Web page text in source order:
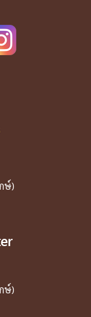
ษ์)
ษ์)